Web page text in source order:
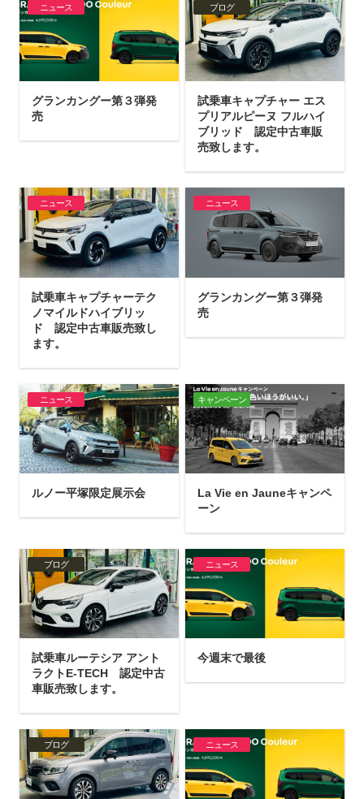
ニュース
グランカングー第３弾発
売
ブログ
試乗車キャプチャー エス
プリアルピーヌ フルハイ
ブリッド 認定中古車販
売致します。
ニュース
試乗車キャプチャーテク
ノマイルドハイブリッ
ド 認定中古車販売致し
ます。
ニュース
グランカングー第３弾発
売
ニュース
ルノー平塚限定展示会
キャンペーン
La Vie en Jauneキャンペ
ーン
ブログ
試乗車ルーテシア アント
ラクトE-TECH 認定中古
車販売致します。
ニュース
今週末で最後
ブログ ニュース